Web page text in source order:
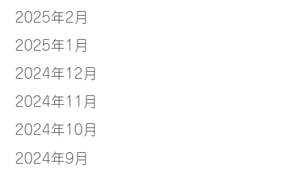
2025年2月
2025年1月
2024年12月
2024年11月
2024年10月
2024年9月